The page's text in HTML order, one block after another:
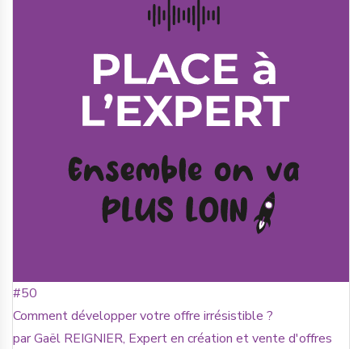
#50
Comment développer votre offre irrésistible ?
par Gaël REIGNIER, Expert en création et vente d'offres